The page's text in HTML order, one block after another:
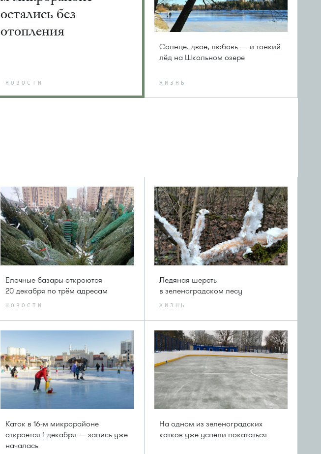
остались без
отопления
НОВОСТИ
Солнце, двое, любовь — и тонкий
лёд на Школьном озере
ЖИЗНЬ
Елочные базары откроются
20 декабря по трём адресам
НОВОСТИ
Ледяная шерсть
в зеленоградском лесу
ЖИЗНЬ
Каток в 16-м микрорайоне
откроется 1 декабря — запись уже
началась
На одном из зеленоградских
катков уже успели покататься